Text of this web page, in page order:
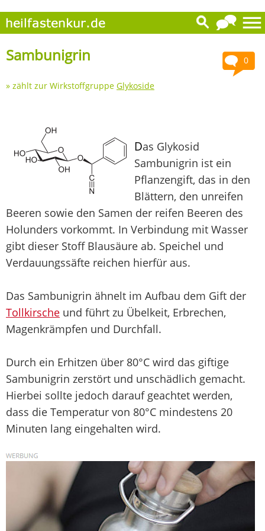
0
Sambunigrin
» zählt zur Wirkstoffgruppe Glykoside
Das Glykosid
Sambunigrin ist ein
Pflanzengift, das in den
Blättern, den unreifen
Beeren sowie den Samen der reifen Beeren des
Holunders vorkommt. In Verbindung mit Wasser
gibt dieser Stoff Blausäure ab. Speichel und
Verdauungssäfte reichen hierfür aus.
Das Sambunigrin ähnelt im Aufbau dem Gift der
Tollkirsche und führt zu Übelkeit, Erbrechen,
Magenkrämpfen und Durchfall.
Durch ein Erhitzen über 80°C wird das giftige
Sambunigrin zerstört und unschädlich gemacht.
Hierbei sollte jedoch darauf geachtet werden,
dass die Temperatur von 80°C mindestens 20
Minuten lang eingehalten wird.